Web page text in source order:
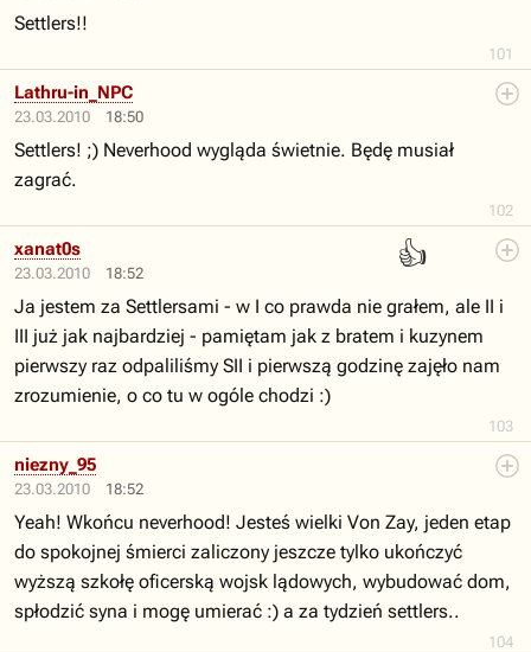
101
Settlers!!
23.03.2010 18:50
102
Lathru-in_NPC
Settlers! ;) Neverhood wygląda świetnie. Będę musiał
zagrać.
23.03.2010 18:52
👍
103
xanat0s
Ja jestem za Settlersami - w I co prawda nie grałem, ale II i
III już jak najbardziej - pamiętam jak z bratem i kuzynem
pierwszy raz odpaliliśmy SII i pierwszą godzinę zajęło nam
zrozumienie, o co tu w ogóle chodzi :)
23.03.2010 18:52
104
niezny_95
Yeah! Wkońcu neverhood! Jesteś wielki Von Zay, jeden etap
do spokojnej śmierci zaliczony jeszcze tylko ukończyć
wyższą szkołę oficerską wojsk lądowych, wybudować dom,
spłodzić syna i mogę umierać :) a za tydzień settlers..